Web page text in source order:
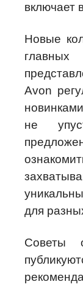
включает
Новые
Avon
не
для
Советы